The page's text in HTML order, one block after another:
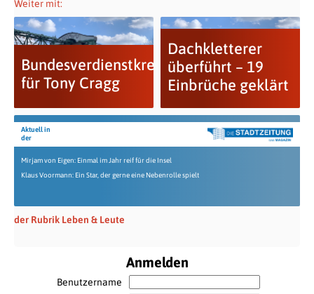
Weiter mit:
Bundesverdienstkreuz
für Tony Cragg
Dachkletterer
überführt – 19
Einbrüche geklärt
Aktuell in
der
Mirjam von Eigen: Einmal im Jahr reif für die Insel
Klaus Voormann: Ein Star, der gerne eine Nebenrolle spielt
der Rubrik Leben & Leute
Anmelden
Benutzername